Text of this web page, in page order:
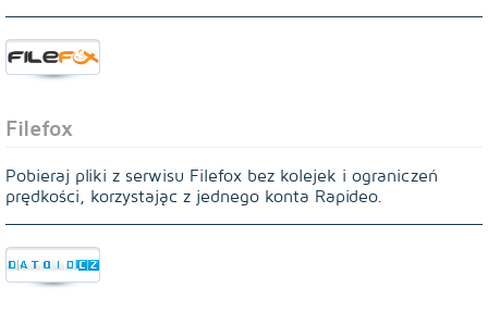
Filefox
Pobieraj pliki z serwisu Filefox bez kolejek i ograniczeń
prędkości, korzystając z jednego konta Rapideo.